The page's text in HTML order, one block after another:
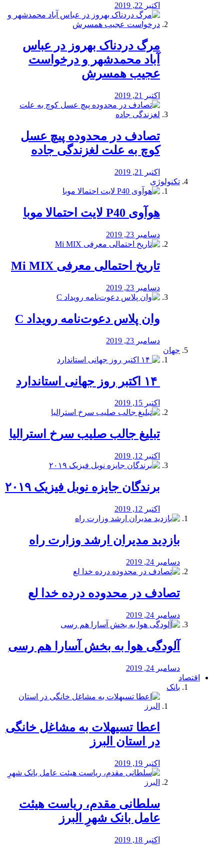
اکتبر 22, 2019
مرگ دردناک بهروز در عباس
آباد محمدشهر و درخواست
عجیب همسرش
اکتبر 21, 2019
تصادف در محدوده پیچ عسل
کوچ به علت لغزندگی جاده
اکتبر 21, 2019
تکنولوژی
هوآوی P40 لایت احتمالا موبا
دسامبر 23, 2019
تاریخ احتمالی معرفی Mi MIX
دسامبر 23, 2019
وان پلاس دعوت‌نامه رویداد C
دسامبر 23, 2019
جهان
اکتبر 15, 2019
تبلیغ جالب صلیب سرخ استرالیا
اکتبر 12, 2019
برندگان جایزه نوبل فیزیک ۲۰۱۹
اکتبر 12, 2019
بازدید مدیران ارشد وزارت راه
دسامبر 24, 2019
تصادف در محدوده درده خدا لع
دسامبر 24, 2019
آلودگی هوا به بخش آسارا هم رسی
دسامبر 24, 2019
اقتصاد
بانک
️اعطا تسیهلات به مشاغل خانگی
در استان البرز
اکتبر 19, 2019
سلطانی مقدم، ریاست هیئت
عامل بانک شهرِ البرز
اکتبر 18, 2019